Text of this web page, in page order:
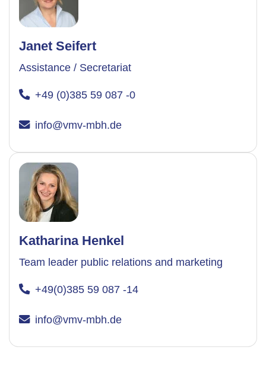
Janet Seifert
Assistance / Secretariat
+49 (0)385 59 087 -0
info@vmv-mbh.de
Katharina Henkel
Team leader public relations and marketing
+49(0)385 59 087 -14
info@vmv-mbh.de